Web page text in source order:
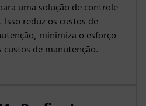
uma solução de controle
Isso reduz os custos de
minimiza o esforço
custos de manutenção.